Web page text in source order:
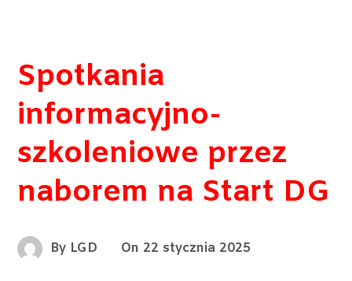
Spotkania
informacyjno-
szkoleniowe przez
naborem na Start DG
By LGD On 22 stycznia 2025